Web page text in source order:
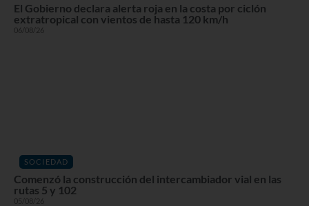
El Gobierno declara alerta roja en la costa por ciclón
extratropical con vientos de hasta 120 km/h
06/08/26
SOCIEDAD
Comenzó la construcción del intercambiador vial en las
rutas 5 y 102
05/08/26